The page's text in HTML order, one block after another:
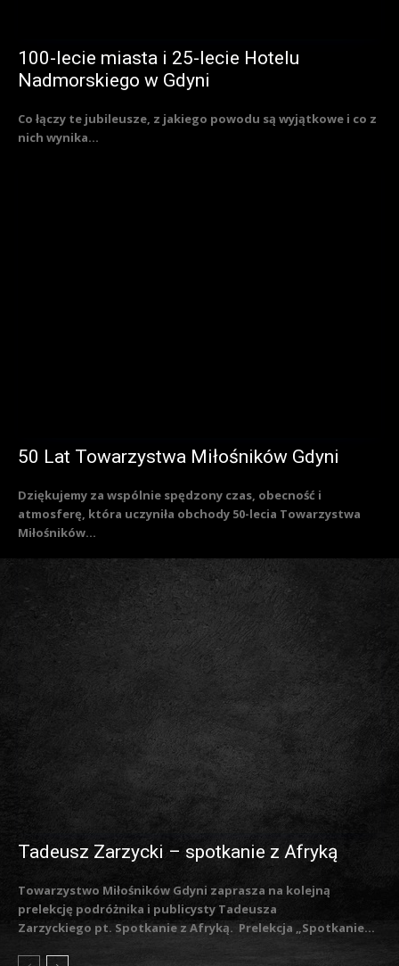
100-lecie miasta i 25-lecie Hotelu
Nadmorskiego w Gdyni
Co łączy te jubileusze, z jakiego powodu są wyjątkowe i co z
nich wynika...
50 Lat Towarzystwa Miłośników Gdyni
Dziękujemy za wspólnie spędzony czas, obecność i
atmosferę, która uczyniła obchody 50-lecia Towarzystwa
Miłośników...
Tadeusz Zarzycki – spotkanie z Afryką
Towarzystwo Miłośników Gdyni zaprasza na kolejną
prelekcję podróżnika i publicysty Tadeusza
Zarzyckiego pt. Spotkanie z Afryką. Prelekcja „Spotkanie...